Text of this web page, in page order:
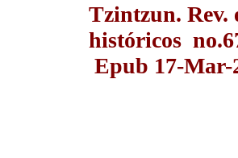
Tzintzun. Rev.
históricos
Epub 17-Mar-